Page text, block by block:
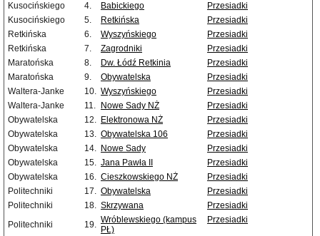
Kusocińskiego
4. Babickiego
Przesiadki
Kusocińskiego
5. Retkińska
Przesiadki
Retkińska
6. Wyszyńskiego
Przesiadki
Retkińska
7. Zagrodniki
Przesiadki
Maratońska
8. Dw. Łódź Retkinia
Przesiadki
Maratońska
9. Obywatelska
Przesiadki
Waltera-Janke
10. Wyszyńskiego
Przesiadki
Waltera-Janke
11. Nowe Sady NŻ
Przesiadki
Obywatelska
12. Elektronowa NŻ
Przesiadki
Obywatelska
13. Obywatelska 106
Przesiadki
Obywatelska
14. Nowe Sady
Przesiadki
Obywatelska
15. Jana Pawła II
Przesiadki
Obywatelska
16. Cieszkowskiego NŻ
Przesiadki
Politechniki
17. Obywatelska
Przesiadki
Politechniki
18. Skrzywana
Przesiadki
Politechniki
19. Wróblewskiego (kampus
PŁ)
Przesiadki